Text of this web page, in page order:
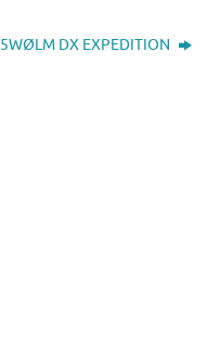
5WØLM DX EXPEDITION